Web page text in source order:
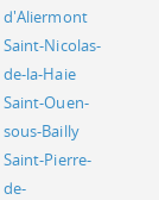
d'Aliermont
Saint-Nicolas-
de-la-Haie
Saint-Ouen-
sous-Bailly
Saint-Pierre-
de-